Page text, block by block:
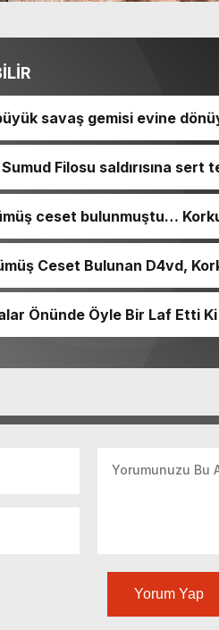
savaş gemisi evine
Filosu saldırısına sert
ceset bulunmuştu…
Ceset Bulunan D4vd,
Önünde Öyle Bir Laf Etti Ki
Yorum Yap